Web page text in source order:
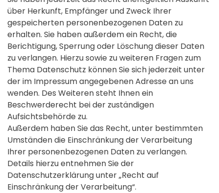
über Herkunft, Empfänger und Zweck Ihrer
gespeicherten personenbezogenen Daten zu
erhalten. Sie haben außerdem ein Recht, die
Berichtigung, Sperrung oder Löschung dieser Daten
zu verlangen. Hierzu sowie zu weiteren Fragen zum
Thema Datenschutz können Sie sich jederzeit unter
der im Impressum angegebenen Adresse an uns
wenden. Des Weiteren steht Ihnen ein
Beschwerderecht bei der zuständigen
Aufsichtsbehörde zu.
Außerdem haben Sie das Recht, unter bestimmten
Umständen die Einschränkung der Verarbeitung
Ihrer personenbezogenen Daten zu verlangen.
Details hierzu entnehmen Sie der
Datenschutzerklärung unter „Recht auf
Einschränkung der Verarbeitung“.